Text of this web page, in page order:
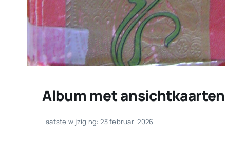
Album met ansichtkaarten
Laatste wijziging: 23 februari 2026